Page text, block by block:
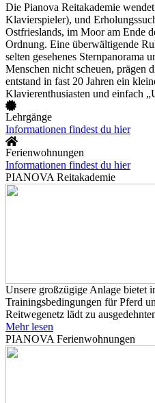
Die Pianova Reitakademie
Klavierspieler), und
Ostfrieslands, im Moor am Ende
Ordnung. Eine überwältigende
selten gesehenes Sternpanorama
Menschen nicht scheuen, prägen
entstand in fast 20 Jahren ein
Klavierenthusiasten und einfach
Lehrgänge
Informationen findest du hier
Ferienwohnungen
Informationen findest du hier
PIANOVA Reitakademie
Unsere großzügige Anlage bietet
Trainingsbedingungen für Pferd
Reitwegenetz lädt zu
Mehr lesen
PIANOVA Ferienwohnungen